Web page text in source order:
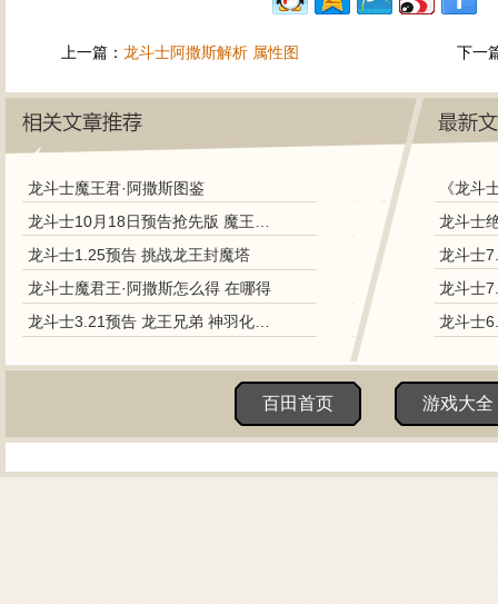
上一篇： 龙斗士阿撒斯解析 属性图 下一
龙斗士魔王君·阿撒斯图鉴
龙斗士1.25预告 挑战龙王封魔塔
龙斗士魔君王·阿撒斯怎么得 在哪得
《龙斗
龙斗士
龙斗士
龙斗士
百田首页 游戏大全